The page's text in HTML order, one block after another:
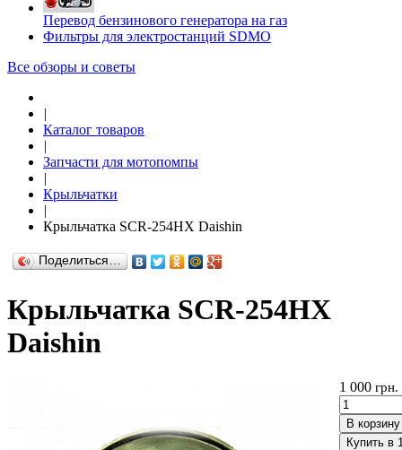
Перевод бензинового генератора на газ
Фильтры для электростанций SDMO
Все обзоры и советы
|
Каталог товаров
|
Запчасти для мотопомпы
|
Крыльчатки
|
Крыльчатка SCR-254HX Daishin
Поделиться…
Крыльчатка SCR-254HX
Daishin
1 000 грн.
В корзину
Купить в